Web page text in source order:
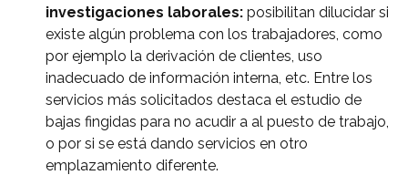
investigaciones laborales: posibilitan dilucidar si
existe algún problema con los trabajadores, como
por ejemplo la derivación de clientes, uso
inadecuado de información interna, etc. Entre los
servicios más solicitados destaca el estudio de
bajas fingidas para no acudir a al puesto de trabajo,
o por si se está dando servicios en otro
emplazamiento diferente.